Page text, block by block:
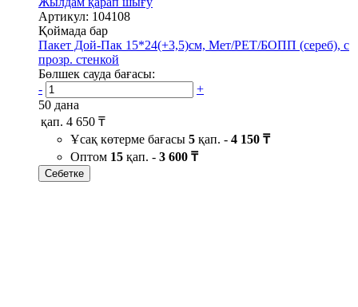
Артикул: 104108
Қоймада бар
Пакет Дой-Пак 15*24(+3,5)см, Мет/PET/БОПП (сереб), с
прозр. стенкой
Бөлшек сауда бағасы:
-
+
50 дана
қап. 4 650 ₸
Ұсақ көтерме бағасы 5 қап. - 4 150 ₸
Оптом 15 қап. - 3 600 ₸
Себетке